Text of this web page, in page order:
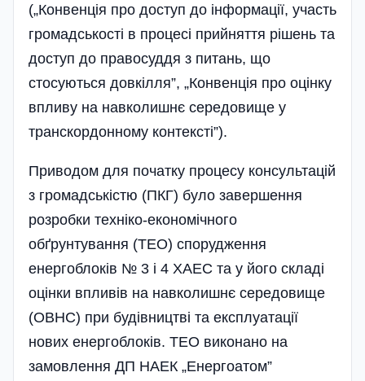
(„Конвенція про доступ до інформації, участь
громадськості в процесі прийняття рішень та
доступ до правосуддя з питань, що
стосуються довкілля”, „Конвенція про оцінку
впливу на навколишнє середовище у
транскордонному контексті”).
Приводом для початку процесу консультацій
з громадськістю (ПКГ) було завершення
розробки техніко-економічного
обґрунтування (ТЕО) спорудження
енергоблоків № 3 і 4 ХАЕС та у його складі
оцінки впливів на навколишнє середовище
(ОВНС) при будівництві та експлуатації
нових енергоблоків. ТЕО виконано на
замовлення ДП НАЕК „Енергоатом”